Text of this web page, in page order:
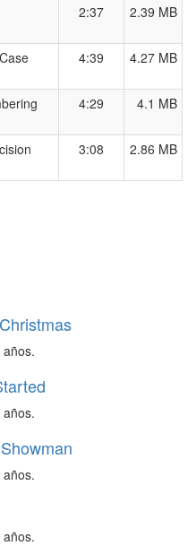
2:37 2.39 MB
4:39 4.27 MB
4:29 4.1 MB
3:08 2.86 MB